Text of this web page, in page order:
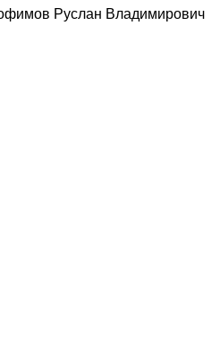
Руслан Владимирович